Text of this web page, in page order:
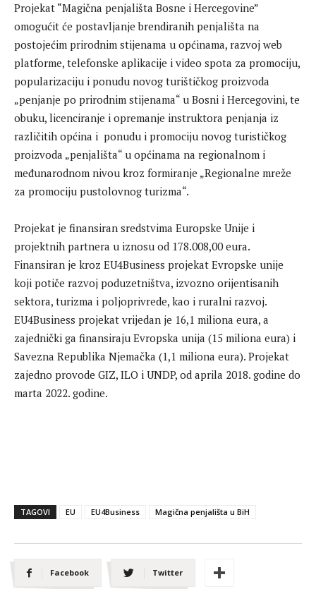
Projekat “Magična penjališta Bosne i Hercegovine”
omogućit će postavljanje brendiranih penjališta na
postojećim prirodnim stijenama u općinama, razvoj web
platforme, telefonske aplikacije i video spota za promociju,
popularizaciju i ponudu novog turištičkog proizvoda
„penjanje po prirodnim stijenama“ u Bosni i Hercegovini, te
obuku, licenciranje i opremanje instruktora penjanja iz
različitih općina i ponudu i promociju novog turističkog
proizvoda „penjališta“ u općinama na regionalnom i
međunarodnom nivou kroz formiranje „Regionalne mreže
za promociju pustolovnog turizma“.
Projekat je finansiran sredstvima Europske Unije i
projektnih partnera u iznosu od 178.008,00 eura.
Finansiran je kroz EU4Business projekat Evropske unije
koji potiče razvoj poduzetništva, izvozno orijentisanih
sektora, turizma i poljoprivrede, kao i ruralni razvoj.
EU4Business projekat vrijedan je 16,1 miliona eura, a
zajednički ga finansiraju Evropska unija (15 miliona eura) i
Savezna Republika Njemačka (1,1 miliona eura). Projekat
zajedno provode GIZ, ILO i UNDP, od aprila 2018. godine do
marta 2022. godine.
TAGOVI EU EU4Business Magična penjališta u BiH
Facebook Twitter